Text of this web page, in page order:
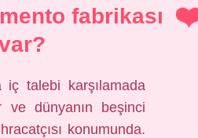
fabrikası
talebi karşılamada
ve dünyanın beşinci
konumunda.